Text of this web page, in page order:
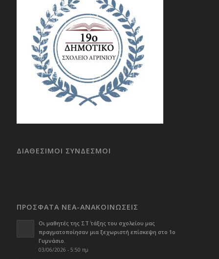
ΔΙΑΘΕΣΙΜΟΙ ΣΥΝΔΕΣΜΟΙ
ΠΡΟΣΦΑΤΑ ΝΕΑ-ΑΝΑΚΟΙΝΩΣΕΙΣ
Οι μαθητές της ΣΤ΄ τάξης του σχολείου μας
πραγματοποίησαν μια ξεχωριστή επίσκεψη στο 1ο
Γυμνάσιο.
03/06/2026 - 5:50 πμ